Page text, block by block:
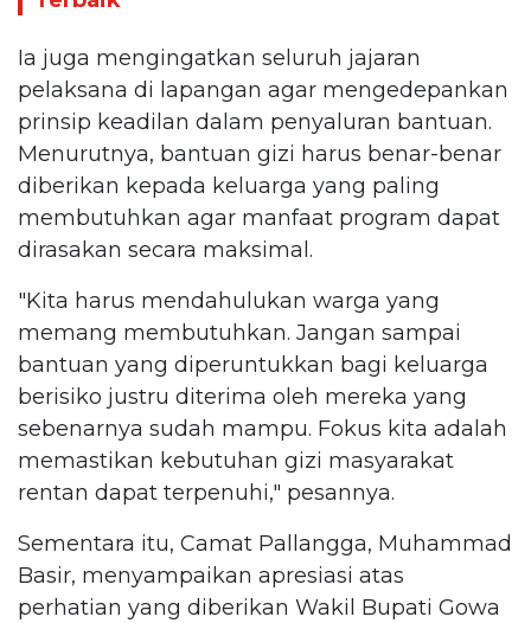
Ia juga mengingatkan seluruh jajaran
pelaksana di lapangan agar mengedepankan
prinsip keadilan dalam penyaluran bantuan.
Menurutnya, bantuan gizi harus benar-benar
diberikan kepada keluarga yang paling
membutuhkan agar manfaat program dapat
dirasakan secara maksimal.
"Kita harus mendahulukan warga yang
memang membutuhkan. Jangan sampai
bantuan yang diperuntukkan bagi keluarga
berisiko justru diterima oleh mereka yang
sebenarnya sudah mampu. Fokus kita adalah
memastikan kebutuhan gizi masyarakat
rentan dapat terpenuhi," pesannya.
Sementara itu, Camat Pallangga, Muhammad
Basir, menyampaikan apresiasi atas
perhatian yang diberikan Wakil Bupati Gowa